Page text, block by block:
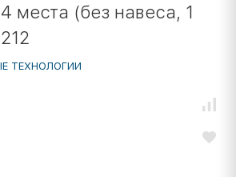
места (без навеса, 1
ТЕХНОЛОГИИ